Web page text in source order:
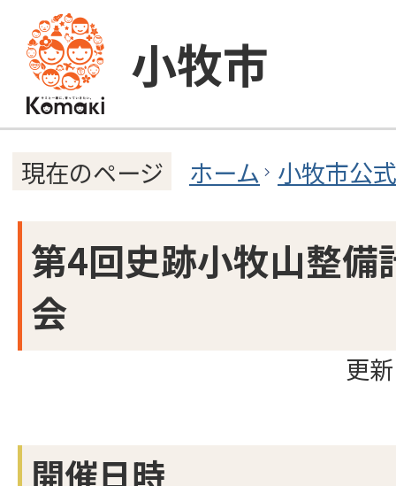
小牧市
現在のページ ホーム 小牧市公
第4回史跡小牧山整備
会
更
開催日時